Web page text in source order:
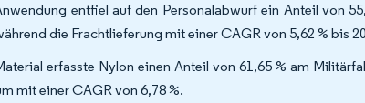
entfiel auf den Personalabwurf ein Anteil von
die Frachtlieferung mit einer CAGR von 5,62 % bis
erfasste Nylon einen Anteil von 61,65 % am
mit einer CAGR von 6,78 %.